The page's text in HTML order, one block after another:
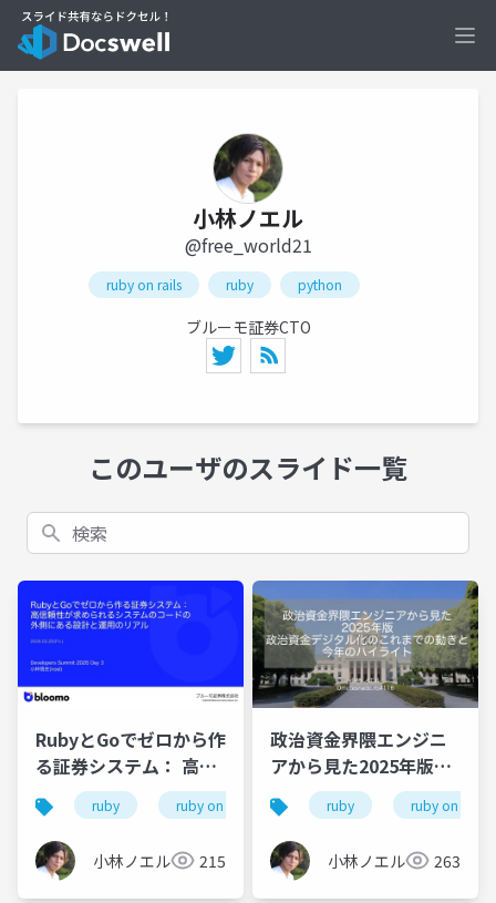
小林ノエル
@free_world21
ruby on rails ruby python
ブルーモ証券CTO
このユーザのスライド一覧
検索
RubyとGoでゼロから作
る証券システム： 高信
頼性が求められるシス
テムのコードの外側に
ある設計と運用のリア
ル
ruby ruby on rails go golang
小林ノエル 215
政治資金界隈エンジニ
アから見た2025年版政
治資金デジタル化のこ
れまでの動きと今年の
ハイライト
ruby ruby on rails
小林ノエル 263